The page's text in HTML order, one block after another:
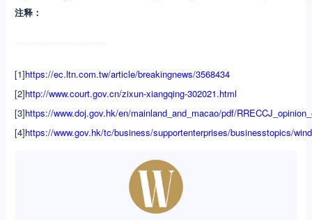
注释：
[1]https://ec.ltn.com.tw/article/breakingnews/3568434
[2]http://www.court.gov.cn/zixun-xiangqing-302021.html
[3]https://www.doj.gov.hk/en/mainland_and_macao/pdf/
[4]https://www.gov.hk/tc/business/supportenterprises/businesstopics/